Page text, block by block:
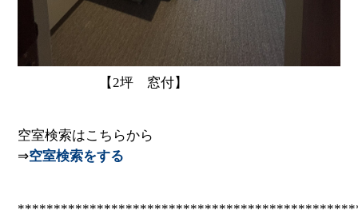
【2坪 窓付】
空室検索はこちらから
⇒空室検索をする